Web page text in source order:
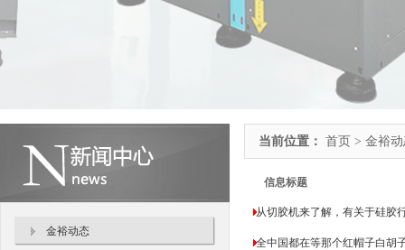
金裕动态
当前位置： 首页 > 金裕
信息标题
从切胶机来了解，有关于硅胶
全中国都在等那个红帽子白胡